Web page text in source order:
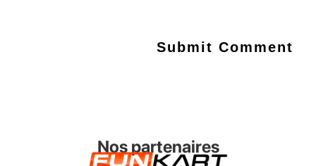
Nos partenaires